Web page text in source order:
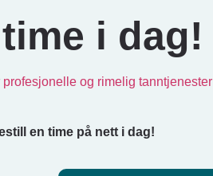
i dag!
profesjonelle og rimelig tanntjenester
en time på nett i dag!